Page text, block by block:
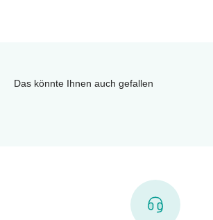
Das könnte Ihnen auch gefallen